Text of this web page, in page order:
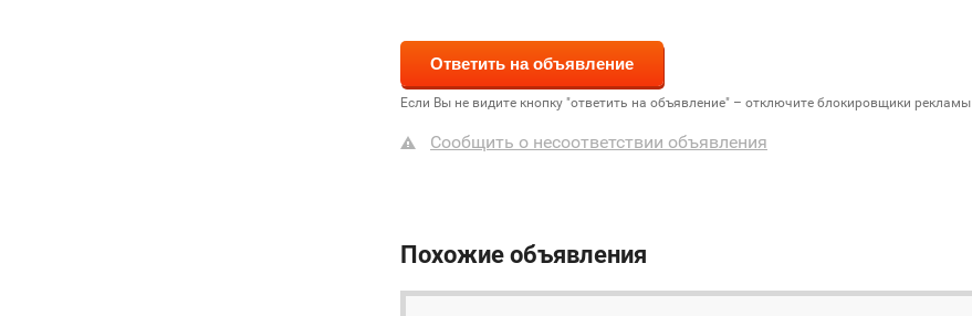
Если Вы не видите кнопку "ответить на объявление" – отключите блокировщики рекламы
Сообщить о несоответствии объявления
Похожие объявления